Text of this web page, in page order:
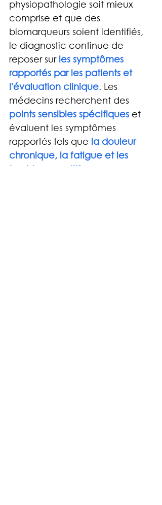
physiopathologie soit mieux
comprise et que des
biomarqueurs soient identifiés,
le diagnostic continue de
reposer sur les symptômes
rapportés par les patients et
l'évaluation clinique. Les
médecins recherchent des
points sensibles spécifiques et
évaluent les symptômes
rapportés tels que la douleur
chronique, la fatigue et les
troubles cognitifs